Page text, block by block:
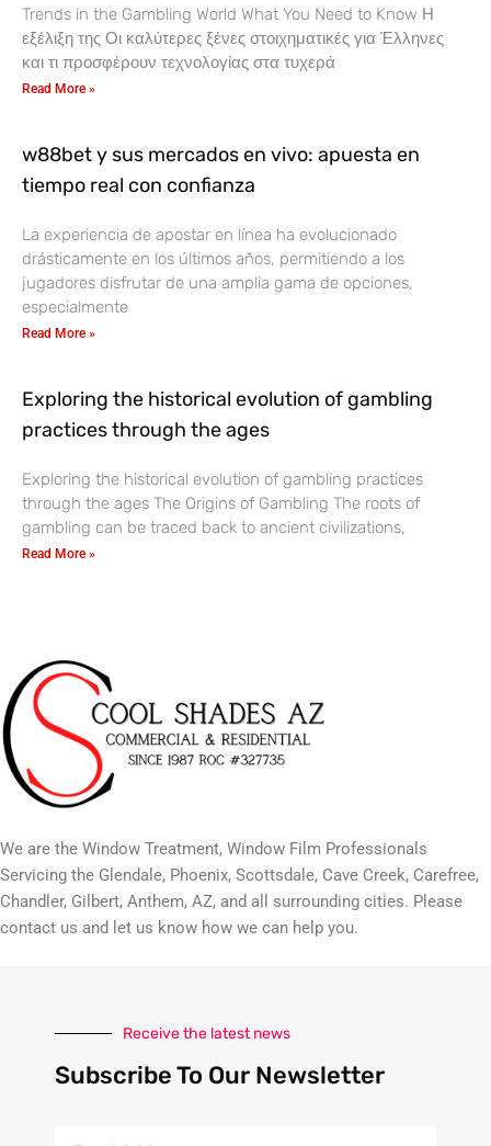
Trends in the Gambling World What You Need to Know Η
εξέλιξη της Οι καλύτερες ξένες στοιχηματικές για Έλληνες
και τι προσφέρουν τεχνολογίας στα τυχερά
Read More »
w88bet y sus mercados en vivo: apuesta en
tiempo real con confianza
La experiencia de apostar en línea ha evolucionado
drásticamente en los últimos años, permitiendo a los
jugadores disfrutar de una amplia gama de opciones,
especialmente
Read More »
Exploring the historical evolution of gambling
practices through the ages
Exploring the historical evolution of gambling practices
through the ages The Origins of Gambling The roots of
gambling can be traced back to ancient civilizations,
Read More »
We are the Window Treatment, Window Film Professionals
Servicing the Glendale, Phoenix, Scottsdale, Cave Creek, Carefree,
Chandler, Gilbert, Anthem, AZ, and all surrounding cities. Please
contact us and let us know how we can help you.
Receive the latest news
Subscribe To Our Newsletter